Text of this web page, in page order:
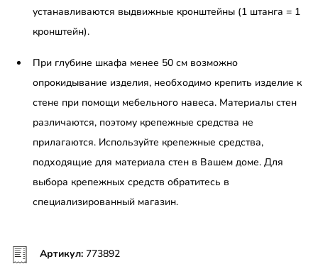
устанавливаются выдвижные кронштейны (1 штанга = 1
кронштейн).
При глубине шкафа менее 50 см возможно
опрокидывание изделия, необходимо крепить изделие к
стене при помощи мебельного навеса. Материалы стен
различаются, поэтому крепежные средства не
прилагаются. Используйте крепежные средства,
подходящие для материала стен в Вашем доме. Для
выбора крепежных средств обратитесь в
специализированный магазин.
Артикул: 773892